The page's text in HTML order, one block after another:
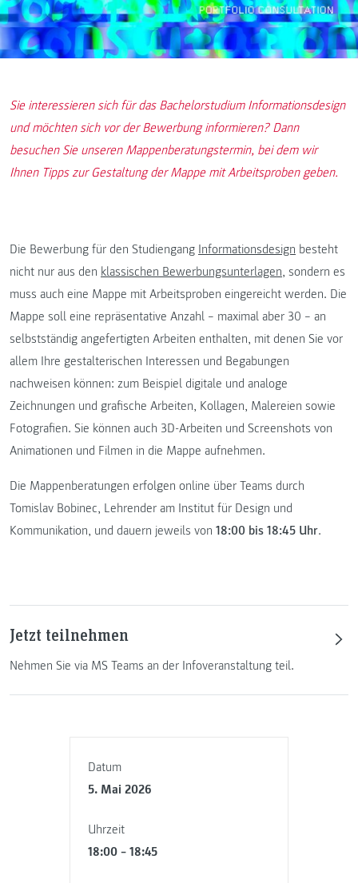
Datum
5. Mai 2026
Uhrzeit
18:00 – 18:45
Sie interessieren sich für das Bachelorstudium Informationsdesign
und möchten sich vor der Bewerbung informieren? Dann
besuchen Sie unseren Mappenberatungstermin, bei dem wir
Ihnen Tipps zur Gestaltung der Mappe mit Arbeitsproben geben.
Die Bewerbung für den Studiengang Informationsdesign besteht
nicht nur aus den klassischen Bewerbungsunterlagen, sondern es
muss auch eine Mappe mit Arbeitsproben eingereicht werden. Die
Mappe soll eine repräsentative Anzahl – maximal aber 30 – an
selbstständig angefertigten Arbeiten enthalten, mit denen Sie vor
allem Ihre gestalterischen Interessen und Begabungen
nachweisen können: zum Beispiel digitale und analoge
Zeichnungen und grafische Arbeiten, Kollagen, Malereien sowie
Fotografien. Sie können auch 3D-Arbeiten und Screenshots von
Animationen und Filmen in die Mappe aufnehmen.
Die Mappenberatungen erfolgen online über Teams durch
Tomislav Bobinec, Lehrender am Institut für Design und
Kommunikation, und dauern jeweils von 18:00 bis 18:45 Uhr.
Jetzt teilnehmen
Nehmen Sie via MS Teams an der Infoveranstaltung teil.